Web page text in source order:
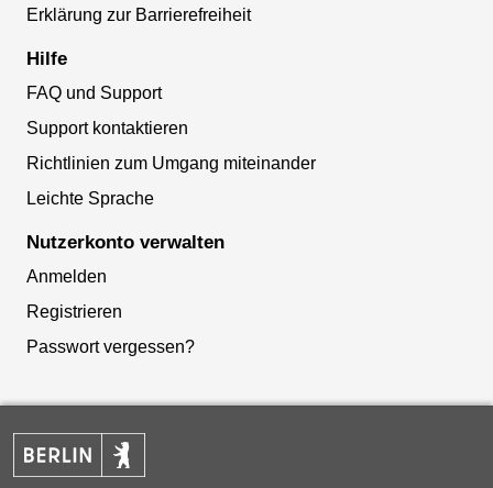
Erklärung zur Barrierefreiheit
Hilfe
FAQ und Support
Support kontaktieren
Richtlinien zum Umgang miteinander
Leichte Sprache
Nutzerkonto verwalten
Anmelden
Registrieren
Passwort vergessen?